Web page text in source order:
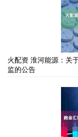
火配资 淮河能源：关
监的公告